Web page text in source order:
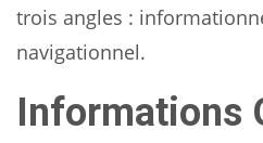
trois angles :
navigationnel.
Informations